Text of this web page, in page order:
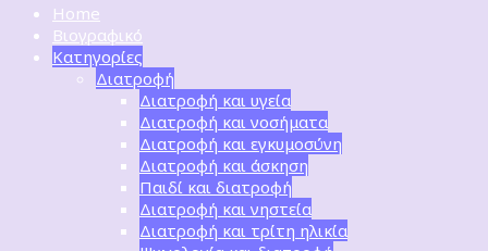
Home
Βιογραφικό
Κατηγορίες
Διατροφή
Διατροφή και υγεία
Διατροφή και νοσήματα
Διατροφή και εγκυμοσύνη
Διατροφή και άσκηση
Παιδί και διατροφή
Διατροφή και νηστεία
Διατροφή και τρίτη ηλικία